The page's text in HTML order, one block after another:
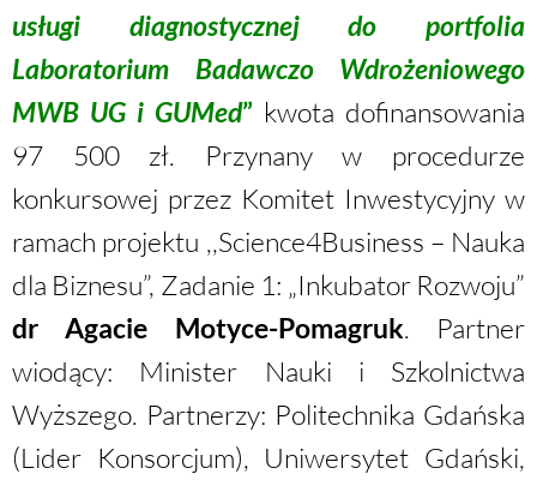
usługi diagnostycznej do portfolia
Laboratorium Badawczo Wdrożeniowego
MWB UG i GUMed” kwota dofinansowania
97 500 zł. Przynany w procedurze
konkursowej przez Komitet Inwestycyjny w
ramach projektu ,,Science4Business – Nauka
dla Biznesu”, Zadanie 1: „Inkubator Rozwoju”
dr Agacie Motyce-Pomagruk. Partner
wiodący: Minister Nauki i Szkolnictwa
Wyższego. Partnerzy: Politechnika Gdańska
(Lider Konsorcjum), Uniwersytet Gdański,